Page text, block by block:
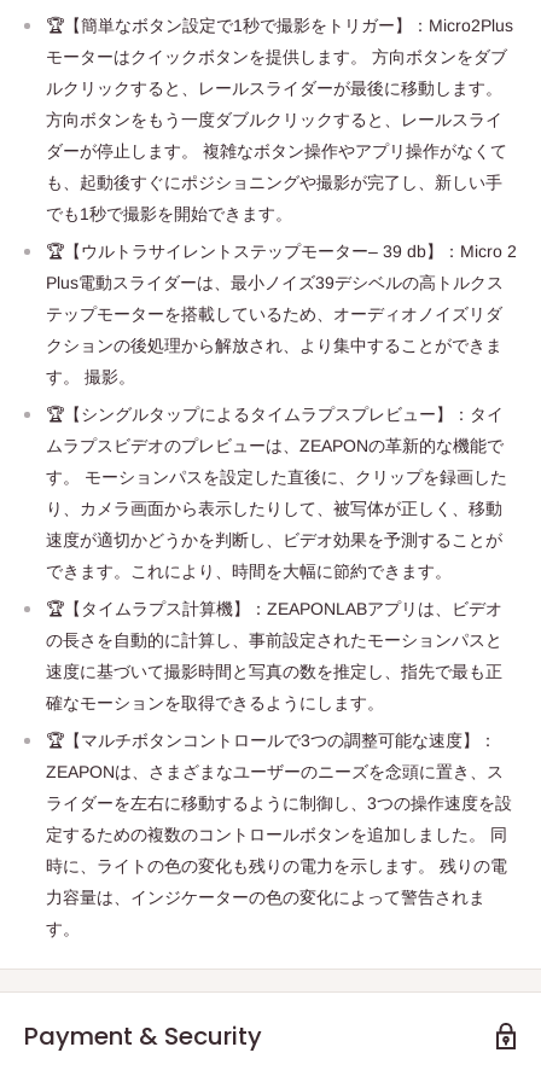
🏆【簡単なボタン設定で1秒で撮影をトリガー】：Micro2Plus
モーターはクイックボタンを提供します。 方向ボタンをダブ
ルクリックすると、レールスライダーが最後に移動します。
方向ボタンをもう一度ダブルクリックすると、レールスライ
ダーが停止します。 複雑なボタン操作やアプリ操作がなくて
も、起動後すぐにポジショニングや撮影が完了し、新しい手
でも1秒で撮影を開始できます。
🏆【ウルトラサイレントステップモーター– 39 db】：Micro 2
Plus電動スライダーは、最小ノイズ39デシベルの高トルクス
テップモーターを搭載しているため、オーディオノイズリダ
クションの後処理から解放され、より集中することができま
す。 撮影。
🏆【シングルタップによるタイムラプスプレビュー】：タイ
ムラプスビデオのプレビューは、ZEAPONの革新的な機能で
す。 モーションパスを設定した直後に、クリップを録画した
り、カメラ画面から表示したりして、被写体が正しく、移動
速度が適切かどうかを判断し、ビデオ効果を予測することが
できます。これにより、時間を大幅に節約できます。
🏆【タイムラプス計算機】：ZEAPONLABアプリは、ビデオ
の長さを自動的に計算し、事前設定されたモーションパスと
速度に基づいて撮影時間と写真の数を推定し、指先で最も正
確なモーションを取得できるようにします。
🏆【マルチボタンコントロールで3つの調整可能な速度】：
ZEAPONは、さまざまなユーザーのニーズを念頭に置き、ス
ライダーを左右に移動するように制御し、3つの操作速度を設
定するための複数のコントロールボタンを追加しました。 同
時に、ライトの色の変化も残りの電力を示します。 残りの電
力容量は、インジケーターの色の変化によって警告されま
す。
Payment & Security